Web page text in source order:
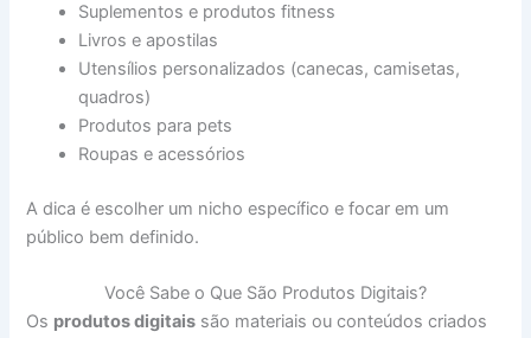
Suplementos e produtos fitness
Livros e apostilas
Utensílios personalizados (canecas, camisetas,
quadros)
Produtos para pets
Roupas e acessórios
A dica é escolher um nicho específico e focar em um
público bem definido.
Você Sabe o Que São Produtos Digitais?
Os produtos digitais são materiais ou conteúdos criados